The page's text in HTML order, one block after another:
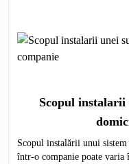
Scopul instalarii
Scopul instalării unui
într-o companie poate